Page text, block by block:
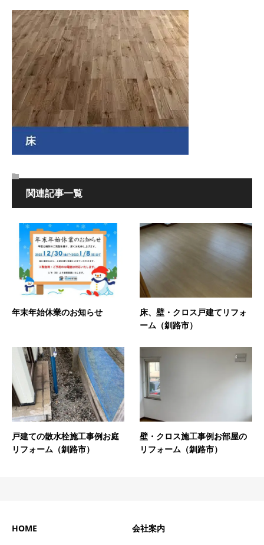
関連記事一覧
年末年始休業のお知らせ
床、壁・クロス戸建てリフォ
ーム（釧路市）
戸建ての散水栓施工事例お庭
リフォーム（釧路市）
壁・クロス施工事例お部屋の
リフォーム（釧路市）
HOME 会社案内